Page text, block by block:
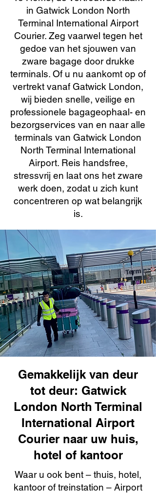
in Gatwick London North
Terminal International Airport
Courier. Zeg vaarwel tegen het
gedoe van het sjouwen van
zware bagage door drukke
terminals. Of u nu aankomt op of
vertrekt vanaf Gatwick London,
wij bieden snelle, veilige en
professionele bagageophaal- en
bezorgservices van en naar alle
terminals van Gatwick London
North Terminal International
Airport. Reis handsfree,
stressvrij en laat ons het zware
werk doen, zodat u zich kunt
concentreren op wat belangrijk
is.
Gemakkelijk van deur
tot deur: Gatwick
London North Terminal
International Airport
Courier naar uw huis,
hotel of kantoor
Waar u ook bent – thuis, hotel,
kantoor of treinstation – Airport